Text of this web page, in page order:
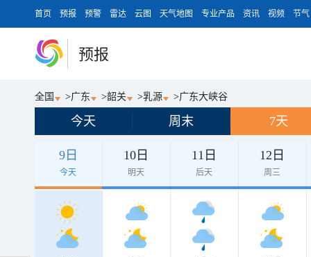
首页 预报 预警 雷达 云图 天气地图 专业产品 资讯 视频 节气
预报
全国 >广东 >韶关 >乳源 >广东大峡谷
今天 周末 7天
9日
今天
10日
明天
11日
后天
12日
周三